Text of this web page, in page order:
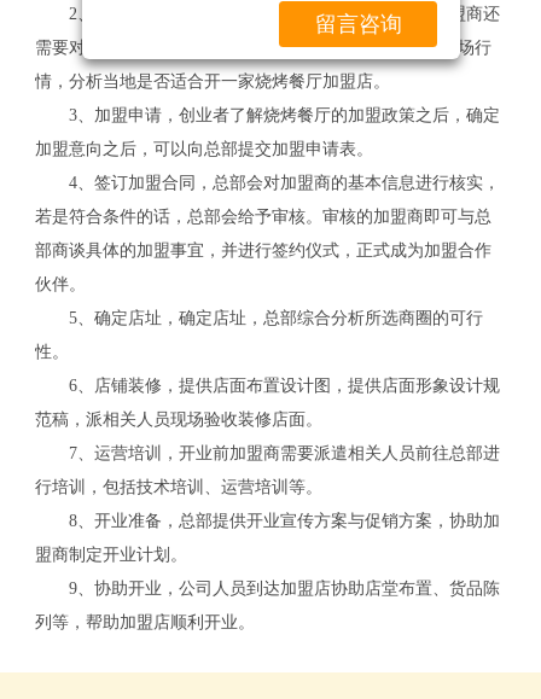
关
留言咨询
2、前期考察，在了解了项目的基本加盟资料后，加盟商还
需要对当地的市场做一个初步的调查，看看当地市场的市场行
情，分析当地是否适合开一家烧烤餐厅加盟店。
3、加盟申请，创业者了解烧烤餐厅的加盟政策之后，确定
加盟意向之后，可以向总部提交加盟申请表。
4、签订加盟合同，总部会对加盟商的基本信息进行核实，
若是符合条件的话，总部会给予审核。审核的加盟商即可与总
部商谈具体的加盟事宜，并进行签约仪式，正式成为加盟合作
伙伴。
5、确定店址，确定店址，总部综合分析所选商圈的可行
性。
6、店铺装修，提供店面布置设计图，提供店面形象设计规
范稿，派相关人员现场验收装修店面。
7、运营培训，开业前加盟商需要派遣相关人员前往总部进
行培训，包括技术培训、运营培训等。
8、开业准备，总部提供开业宣传方案与促销方案，协助加
盟商制定开业计划。
9、协助开业，公司人员到达加盟店协助店堂布置、货品陈
列等，帮助加盟店顺利开业。